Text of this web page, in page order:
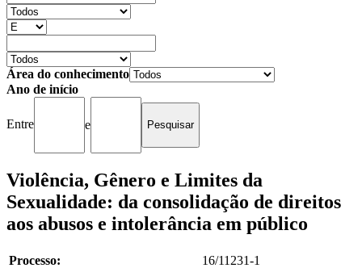
Área do conhecimento
Ano de início
Entre e
Violência, Gênero e Limites da
Sexualidade: da consolidação de direitos
aos abusos e intolerância em público
Processo:
16/11231-1